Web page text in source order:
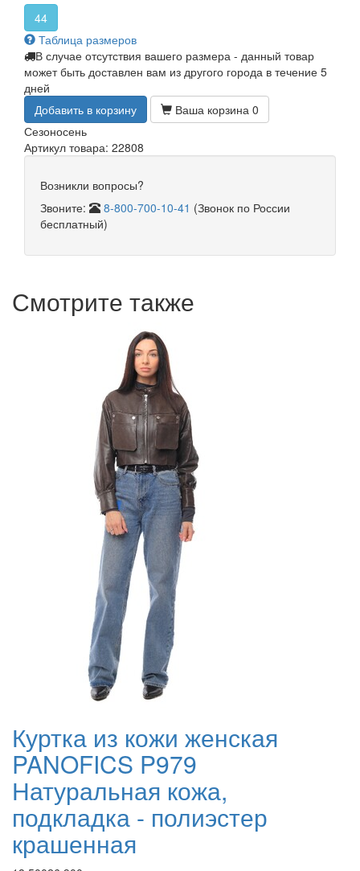
44
Таблица размеров
В случае отсутствия вашего размера - данный товар
может быть доставлен вам из другого города в течение 5
дней
Добавить в корзину
Ваша корзина 0
Сезоносень
Артикул товара: 22808
Возникли вопросы?
Звоните:
8-800-700-10-41 (Звонок по России
бесплатный)
Смотрите также
Куртка из кожи женская
PANOFICS P979
Натуральная кожа,
подкладка - полиэстер
крашенная